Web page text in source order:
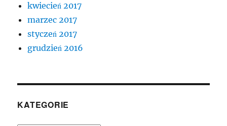
kwiecień 2017
marzec 2017
styczeń 2017
grudzień 2016
KATEGORIE